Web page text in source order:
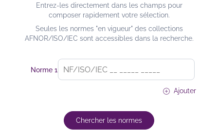
Entrez-les directement dans les champs pour
composer rapidement votre sélection.
Seules les normes "en vigueur" des collections
AFNOR/ISO/IEC sont accessibles dans la recherche.
Norme 1
add_circle Ajouter
Chercher les normes